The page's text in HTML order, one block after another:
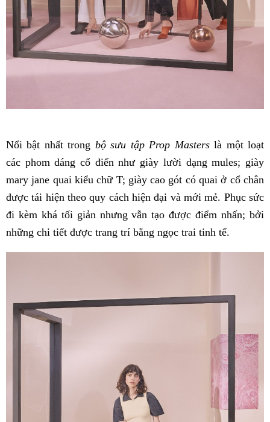
Nổi bật nhất trong bộ sưu tập Prop Masterslà một loạt
các phom dáng cổ điển như giày lười dạng mules; giày
mary jane quai kiểu chữ T; giày cao gót có quai ở cổ chân
được tái hiện theo quy cách hiện đại và mới mẻ. Phục sức
đi kèm khá tối giản nhưng vẫn tạo được điểm nhấn; bởi
những chi tiết được trang trí bằng ngọc trai tinh tế.